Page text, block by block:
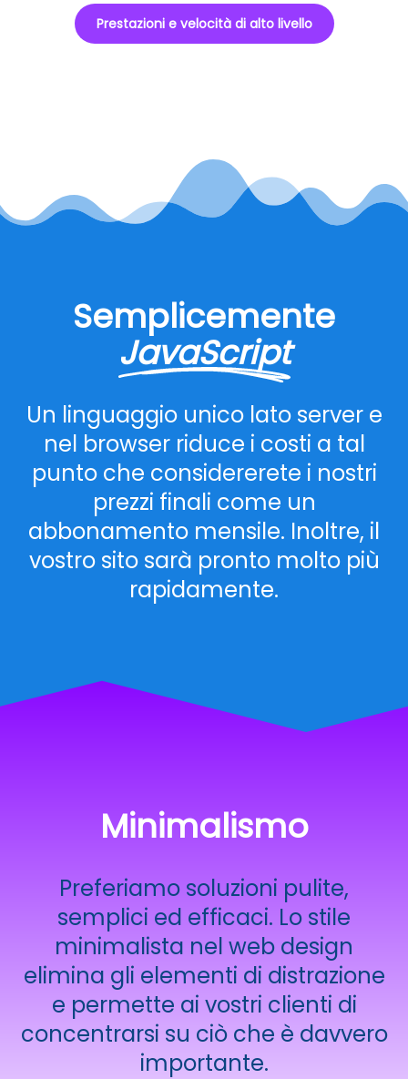
Prestazioni e velocità di alto livello
Semplicemente
JavaScript
Un linguaggio unico lato server e
nel browser riduce i costi a tal
punto che considererete i nostri
prezzi finali come un
abbonamento mensile. Inoltre, il
vostro sito sarà pronto molto più
rapidamente.
Minimalismo
Preferiamo soluzioni pulite,
semplici ed efficaci. Lo stile
minimalista nel web design
elimina gli elementi di distrazione
e permette ai vostri clienti di
concentrarsi su ciò che è davvero
importante.